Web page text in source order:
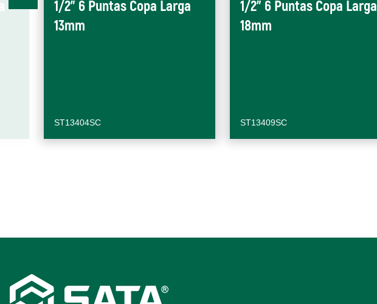
1/2" 6 Puntas Copa Larga
13mm
ST13404SC
1/2" 6 Puntas Copa Larga
18mm
ST13409SC
Footer